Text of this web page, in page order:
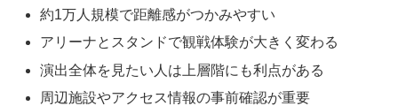
約1万人規模で距離感がつかみやすい
アリーナとスタンドで観戦体験が大きく変わる
演出全体を見たい人は上層階にも利点がある
周辺施設やアクセス情報の事前確認が重要